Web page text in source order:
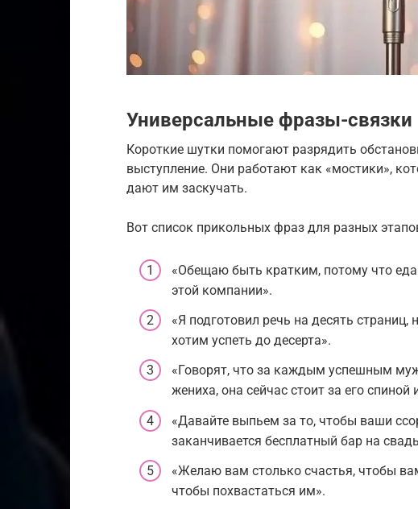
Универсальные фразы-связки
Короткие шутки помогают разрядить
выступление. Они работают как «мостики»,
дают им заскучать.
Вот список прикольных фраз для разных
«Обещаю быть кратким, потому что
этой компании».
«Я подготовил речь на десять
хотим успеть до десерта».
«Говорят, что за каждым успешным
жениха, она сейчас стоит за его
«Давайте выпьем за то, чтобы ваши
заканчивается бесплатный бар на
«Желаю вам столько счастья, чтобы
чтобы похвастаться им».